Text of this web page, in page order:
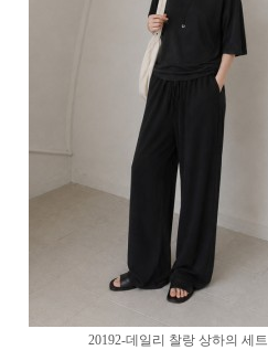
20192-데일리 찰랑 상하의 세트